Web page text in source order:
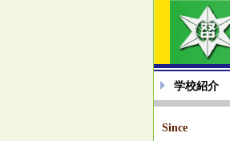
学校紹介
Since